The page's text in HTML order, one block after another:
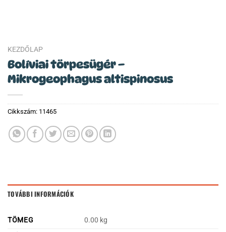
KEZDŐLAP
Bolíviai törpesügér –
Mikrogeophagus altispinosus
Cikkszám: 11465
TOVÁBBI INFORMÁCIÓK
TÖMEG
0.00 kg